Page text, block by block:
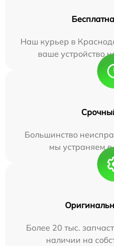
Наш курьер в
ваше устройство
Большинство
мы устраняем в
Более 20 тыс.
наличии на